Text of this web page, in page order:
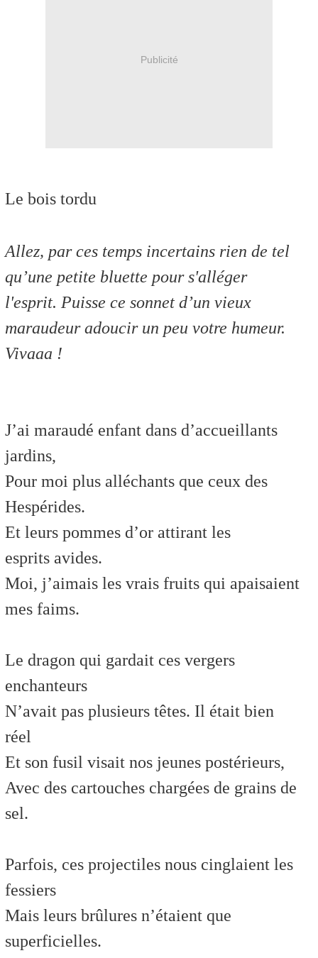
Publicité
Le bois tordu
Allez, par ces temps incertains rien de tel
qu’une petite bluette pour s'alléger
l'esprit. Puisse ce sonnet d’un vieux
maraudeur adoucir un peu votre humeur.
Vivaaa !
J’ai maraudé enfant dans d’accueillants
jardins,
Pour moi plus alléchants que ceux des
Hespérides.
Et leurs pommes d’or attirant les
esprits avides.
Moi, j’aimais les vrais fruits qui apaisaient
mes faims.
Le dragon qui gardait ces vergers
enchanteurs
N’avait pas plusieurs têtes. Il était bien
réel
Et son fusil visait nos jeunes postérieurs,
Avec des cartouches chargées de grains de
sel.
Parfois, ces projectiles nous cinglaient les
fessiers
Mais leurs brûlures n’étaient que
superficielles.